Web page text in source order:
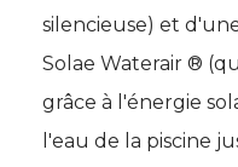
silencieuse) et
Solae Waterair ®
grâce à l'énergie
l'eau de la piscine